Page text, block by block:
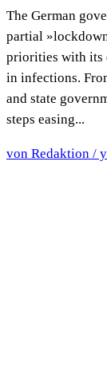
The German
partial
priorities with its
in infections.
and state
steps easing...
von Redaktion /